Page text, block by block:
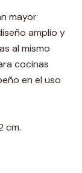
mayor
amplio y
al mismo
cocinas
en el uso
cm.